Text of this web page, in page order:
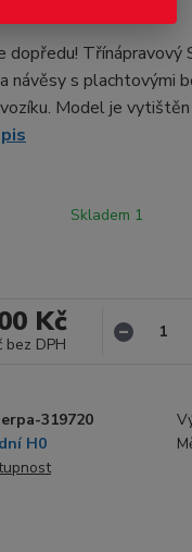
dopředu! Třínápravový
návěsy s plachtovými
Model je
Skladem 1
Kč
bez DPH
319720
H0